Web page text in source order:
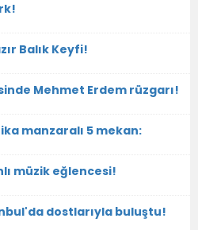
Balık Keyfi!
Mehmet Erdem rüzgarı!
manzaralı 5 mekan:
müzik eğlencesi!
dostlarıyla buluştu!